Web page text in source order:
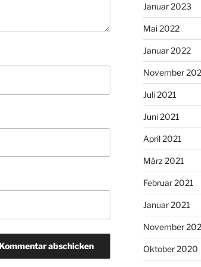
Januar 2023
Mai 2022
Januar 2022
November
Juli 2021
Juni 2021
April 2021
März 2021
Februar 2021
Januar 2021
November
Oktober 2020